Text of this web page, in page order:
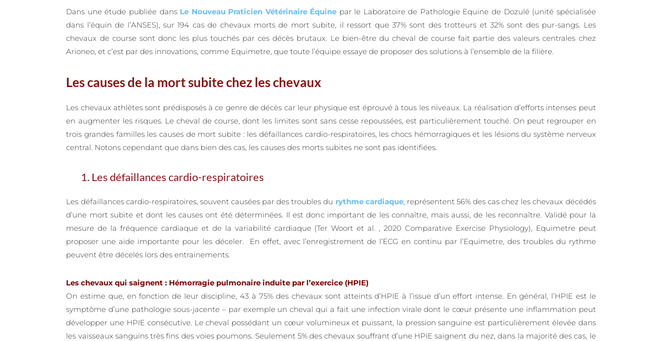
Dans une étude publiée dans Le Nouveau Praticien Vétérinaire Équine par le Laboratoire de Pathologie Equine de Dozulé (unité spécialisée
dans l’équin de l’ANSES), sur 194 cas de chevaux morts de mort subite, il ressort que 37% sont des trotteurs et 32% sont des pur-sangs. Les
chevaux de course sont donc les plus touchés par ces décès brutaux. Le bien-être du cheval de course fait partie des valeurs centrales chez
Arioneo, et c’est par des innovations, comme Equimetre, que toute l’équipe essaye de proposer des solutions à l’ensemble de la filière.
Les causes de la mort subite chez les chevaux
Les chevaux athlètes sont prédisposés à ce genre de décès car leur physique est éprouvé à tous les niveaux. La réalisation d’efforts intenses peut
en augmenter les risques. Le cheval de course, dont les limites sont sans cesse repoussées, est particulièrement touché. On peut regrouper en
trois grandes familles les causes de mort subite : les défaillances cardio-respiratoires, les chocs hémorragiques et les lésions du système nerveux
central. Notons cependant que dans bien des cas, les causes des morts subites ne sont pas identifiées.
1. Les défaillances cardio-respiratoires
Les défaillances cardio-respiratoires, souvent causées par des troubles du rythme cardiaque, représentent 56% des cas chez les chevaux décédés
d’une mort subite et dont les causes ont été déterminées. Il est donc important de les connaître, mais aussi, de les reconnaître. Validé pour la
mesure de la fréquence cardiaque et de la variabilité cardiaque (Ter Woort et al. , 2020 Comparative Exercise Physiology), Equimetre peut
proposer une aide importante pour les déceler. En effet, avec l’enregistrement de l’ECG en continu par l’Equimetre, des troubles du rythme
peuvent être décelés lors des entrainements.
Les chevaux qui saignent : Hémorragie pulmonaire induite par l’exercice (HPIE)
On estime que, en fonction de leur discipline, 43 à 75% des chevaux sont atteints d’HPIE à l’issue d’un effort intense. En général, l’HPIE est le
symptôme d’une pathologie sous-jacente – par exemple un cheval qui a fait une infection virale dont le cœur présente une inflammation peut
développer une HPIE consécutive. Le cheval possédant un cœur volumineux et puissant, la pression sanguine est particulièrement élevée dans
les vaisseaux sanguins très fins des voies poumons. Seulement 5% des chevaux souffrant d’une HPIE saignent du nez, dans la majorité des cas, le